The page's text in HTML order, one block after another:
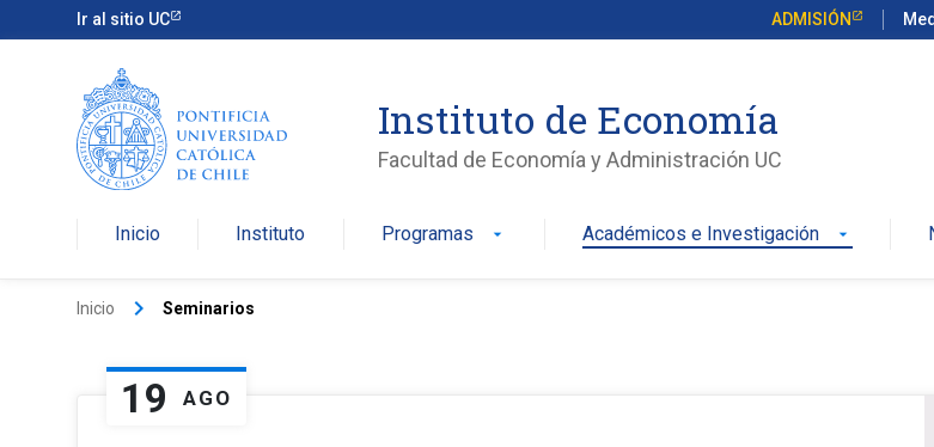
Ir al sitio UC ADMISIÓN
Instituto de Economía
Facultad de Economía y Administración UC
Inicio Instituto Programas arrow_drop_down Académicos e Investigación arrow_drop_down
Inicio keyboard_arrow_right Seminarios
19 AGO